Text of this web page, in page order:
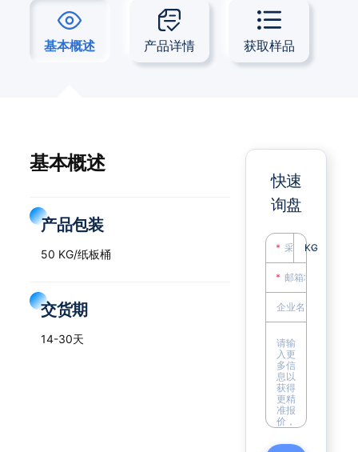
基本概述
产品包装
50 KG/纸板桶
交货期
14-30天
快速
询盘
KG
基本概述 产品详情 获取样品